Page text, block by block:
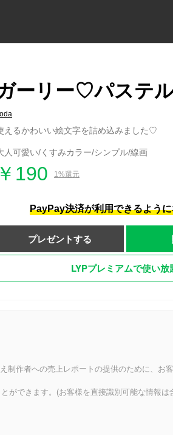
ーリー♡パステ
えるかわいい絵文字を詰め込みました♡
人可愛い/くすみカラー/シンプル/線画
￥190 1%還元
PayPay決済が利用できるよう
プレゼントする
LYPプレミアムで使い放
制作者への売上レポートの提供のために、お
ができます。(お客様を直接識別可能な情報は